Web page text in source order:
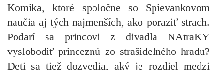
Komika, ktoré spoločne so Spievankovom
naučia aj tých najmenších, ako poraziť strach.
Podarí sa princovi z divadla NAtraKY
vyslobodiť princeznú zo strašidelného hradu?
Deti sa tiež dozvedia, aký je rozdiel medzi